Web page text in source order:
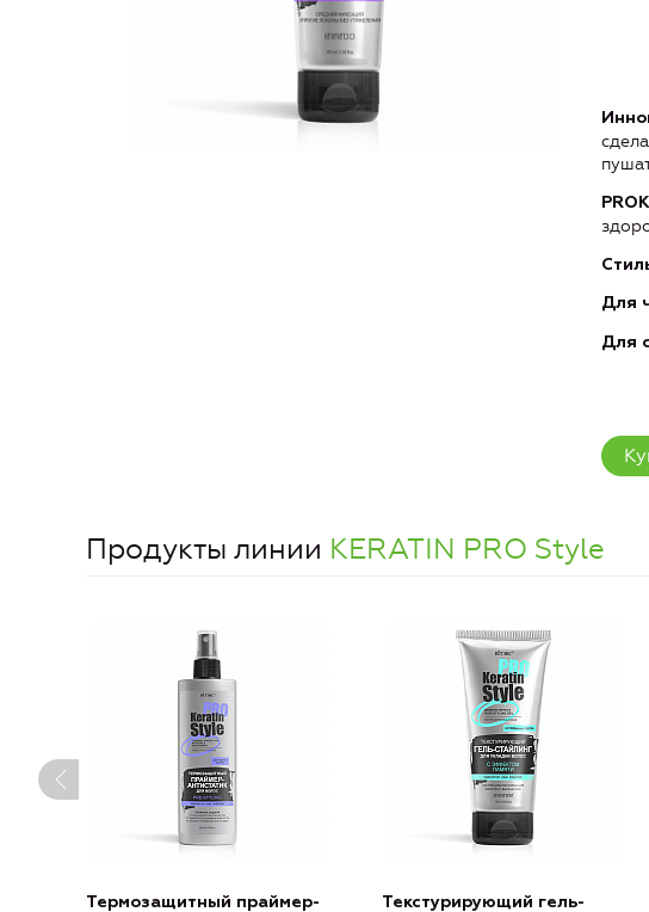
Для
Для
Продукты линии KERATIN PRO Style
Термозащитный праймер-
Текстурирующий гель-